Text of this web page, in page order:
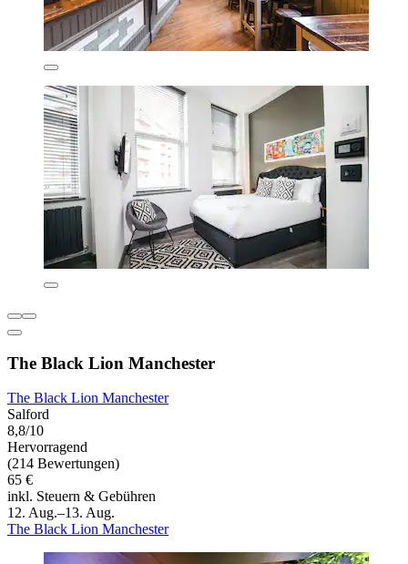
The Black Lion Manchester
The Black Lion Manchester
Salford
8,8/10
Hervorragend
(214 Bewertungen)
65 €
inkl. Steuern & Gebühren
12. Aug.–13. Aug.
The Black Lion Manchester